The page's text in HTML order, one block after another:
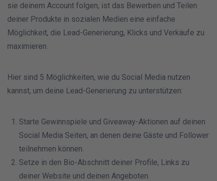
sie deinem Account folgen, ist das Bewerben und Teilen
deiner Produkte in sozialen Medien eine einfache
Möglichkeit, die Lead-Generierung, Klicks und Verkäufe zu
maximieren.
Hier sind 5 Möglichkeiten, wie du Social Media nutzen
kannst, um deine Lead-Generierung zu unterstützen:
Starte Gewinnspiele und Giveaway-Aktionen auf deinen
Social Media Seiten, an denen deine Gäste und Follower
teilnehmen können.
Setze in den Bio-Abschnitt deiner Profile, Links zu
deiner Website und deinen Angeboten.